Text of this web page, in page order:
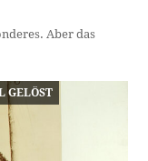
Aber das
GELÖST